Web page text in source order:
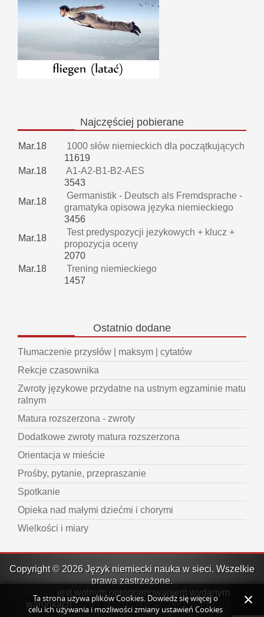
Najczęściej pobierane
Mar.18
1000 słów niemieckich dla początkujących
11619
Mar.18
A1-A2-B1-B2-AES
3543
Mar.18
Germanistik - Deutsch als Fremdsprache -
gramatyka opisowa języka niemieckiego
3456
Mar.18
Test predyspozycji jezykowych + klucz +
propozycja oceny
2070
Mar.18
Trening niemieckiego
1457
Ostatnio dodane
Tłumaczenie przysłów | maksym | cytatów
Rekcje czasownika
Zwroty językowe przydatne na ustnym egzaminie matu
ralnym
Matura rozszerzona - zwroty
Dodatkowe zwroty matura rozszerzona
Orientacja w mieście
Prośby, pytanie, przepraszanie
Spotkanie
Opieka nad małymi dziećmi i chorymi
Wielkości i miary
Copyright © 2026 Język niemiecki nauka w sieci. Wszelkie
prawa zastrzeżone.
jest wolnym oprogramowaniem wydanym na
warunkachGNU Powszechnej Licencji Publicznej.
Ta strona używa plików Cookies. Dowiedz się więcej o
celu ich używania i możliwości zmiany ustawień Cookies